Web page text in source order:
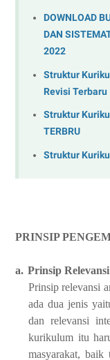
DOWNLOAD
DAN
2022
Struktur
Revisi Terbaru
Struktur
TERBRU
Struktur
PRINSIP
a. Prinsip Relevansi
Prinsip relevansi
ada dua jenis
dan relevansi
kurikulum itu
masyarakat, baik